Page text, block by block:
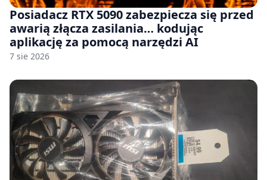
Posiadacz RTX 5090 zabezpiecza się przed
awarią złącza zasilania… kodując
aplikację za pomocą narzędzi AI
7 sie 2026